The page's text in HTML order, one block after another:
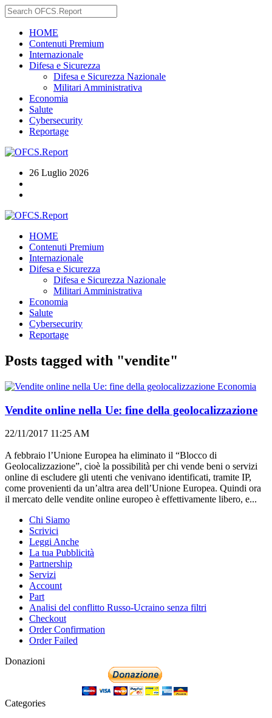
HOME
Contenuti Premium
Internazionale
Difesa e Sicurezza
Difesa e Sicurezza Nazionale
Militari Amministrativa
Economia
Salute
Cybersecurity
Reportage
26 Luglio 2026
HOME
Contenuti Premium
Internazionale
Difesa e Sicurezza
Difesa e Sicurezza Nazionale
Militari Amministrativa
Economia
Salute
Cybersecurity
Reportage
Posts tagged with "vendite"
Economia
Vendite online nella Ue: fine della geolocalizzazione
22/11/2017 11:25 AM
A febbraio l’Unione Europea ha eliminato il “Blocco di
Geolocalizzazione”, cioè la possibilità per chi vende beni o servizi
online di escludere gli utenti che venivano identificati, tramite IP,
come provenienti da un’altra area dell’Unione Europea. Quindi ora
il mercato delle vendite online europeo è effettivamente libero, e...
Chi Siamo
Scrivici
Leggi Anche
La tua Pubblicità
Partnership
Servizi
Account
Part
Analisi del conflitto Russo-Ucraino senza filtri
Checkout
Order Confirmation
Order Failed
Donazioni
Categories